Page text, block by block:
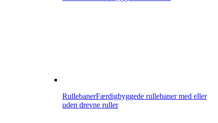
RullebanerFærdigbyggede rullebaner med eller
uden drevne ruller